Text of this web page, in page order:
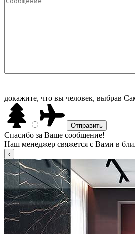
докажите, что вы человек, выбрав
Спасибо за Ваше сообщение!
Наш менеджер свяжется с Вами в